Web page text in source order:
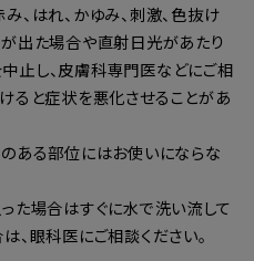
、はれ、かゆみ、刺激、色抜け
出た場合や直射日光があたり
止し、皮膚科専門医などにご相
ると症状を悪化させることがあ
ある部位にはお使いにならな
た場合はすぐに水で洗い流して
、眼科医にご相談ください。